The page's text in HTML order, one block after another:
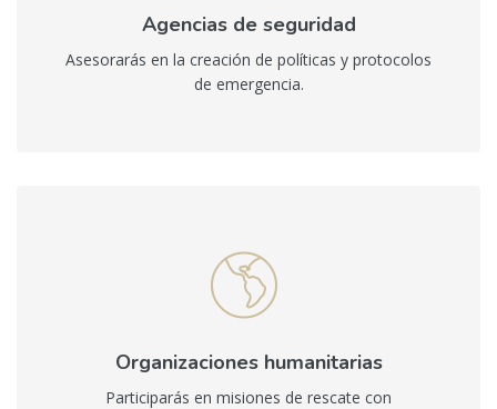
Agencias de seguridad
Asesorarás en la creación de políticas y protocolos
de emergencia.
Organizaciones humanitarias
Participarás en misiones de rescate con